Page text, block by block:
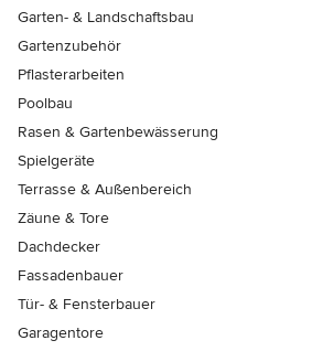
Garten- & Landschaftsbau
Gartenzubehör
Pflasterarbeiten
Poolbau
Rasen & Gartenbewässerung
Spielgeräte
Terrasse & Außenbereich
Zäune & Tore
Dachdecker
Fassadenbauer
Tür- & Fensterbauer
Garagentore